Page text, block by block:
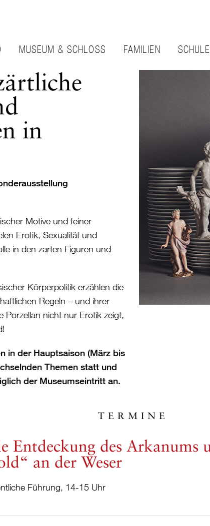
MUSEUM & SCHLOSS FAMILIEN
in
Motive und feiner
Erotik, Sexualität und
in den zarten Figuren und
Körperpolitik erzählen die
Regeln – und ihrer
Porzellan nicht nur Erotik zeigt,
in der Hauptsaison (März bis
Themen statt und
der Museumseintritt an.
TERMINE
Entdeckung des Arkanums
an der Weser
Führung, 14-15 Uhr